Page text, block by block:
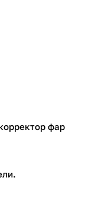
фар